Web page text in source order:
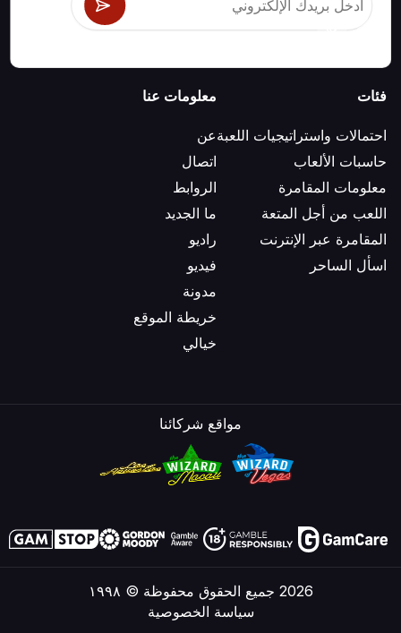
فئات
احتمالات واستراتيجيات اللعبة
حاسبات الألعاب
معلومات المقامرة
اللعب من أجل المتعة
المقامرة عبر الإنترنت
اسأل الساحر
معلومات عنا
عن
اتصال
الروابط
ما الجديد
راديو
فيديو
مدونة
خريطة الموقع
خيالي
مواقع شركائنا
2026 جميع الحقوق محفوظة © ١٩٩٨
سياسة الخصوصية